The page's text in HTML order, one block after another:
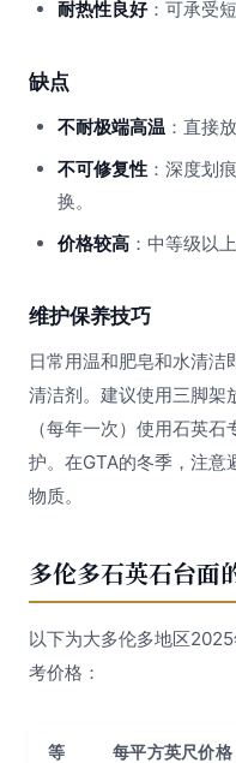
耐热性良好：可承受
缺点
不耐极端高温 ：直接
不可修复性 ：深度划
换。
价格较高 ：中等级以
维护保养技巧
日常用温和肥皂和水清洁
清洁剂。建议使用三脚架
（每年一次）使用石英
护。在GTA的冬季，注意
物质。
多伦多石英石台面
以下为大多伦多地区
考价格：
等
每平方英尺价格